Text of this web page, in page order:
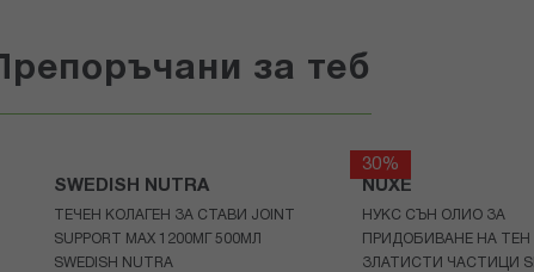
Препоръчани за теб
SWEDISH NUTRA
ТЕЧЕН КОЛАГЕН ЗА СТАВИ JOINT
SUPPORT MAX 1200МГ 500МЛ
SWEDISH NUTRA
30%
NUXE
НУКС СЪН ОЛИО ЗА
ПРИДОБИВАНЕ НА ТЕН
ЗЛАТИСТИ ЧАСТИЦИ